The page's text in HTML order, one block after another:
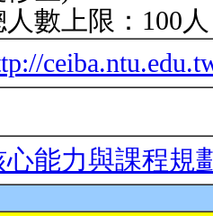
人數上限：100
心能力與課程規